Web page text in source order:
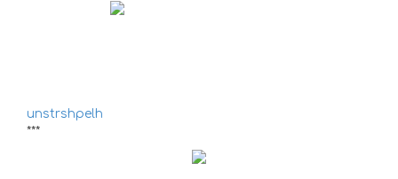
unstrshpelh
***